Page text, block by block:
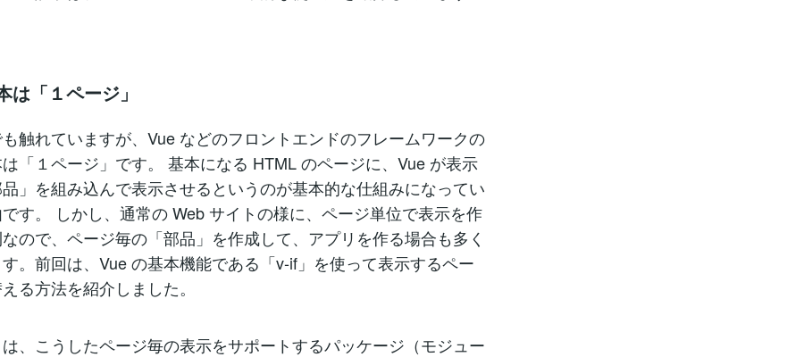
は「１ページ」
触れていますが、Vue などのフロントエンドのフレームワークの
「１ページ」です。 基本になる HTML のページに、Vue が表示
」を組み込んで表示させるというのが基本的な仕組みになってい
す。 しかし、通常の Web サイトの様に、ページ単位で表示を作
ので、ページ毎の「部品」を作成して、アプリを作る場合も多く
。前回は、Vue の基本機能である「v-if」を使って表示するペー
る方法を紹介しました。
、こうしたページ毎の表示をサポートするパッケージ（モジュー